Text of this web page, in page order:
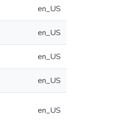
en_US
en_US
en_US
en_US
en_US